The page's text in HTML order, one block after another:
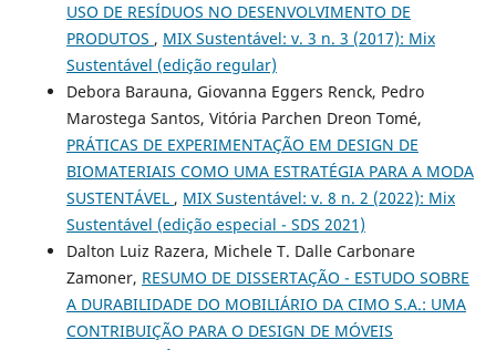
USO DE RESÍDUOS NO DESENVOLVIMENTO DE
PRODUTOS , MIX Sustentável: v. 3 n. 3 (2017): Mix
Sustentável (edição regular)
Debora Barauna, Giovanna Eggers Renck, Pedro
Marostega Santos, Vitória Parchen Dreon Tomé,
PRÁTICAS DE EXPERIMENTAÇÃO EM DESIGN DE
BIOMATERIAIS COMO UMA ESTRATÉGIA PARA A MODA
SUSTENTÁVEL , MIX Sustentável: v. 8 n. 2 (2022): Mix
Sustentável (edição especial - SDS 2021)
Dalton Luiz Razera, Michele T. Dalle Carbonare
Zamoner, RESUMO DE DISSERTAÇÃO - ESTUDO SOBRE
A DURABILIDADE DO MOBILIÁRIO DA CIMO S.A.: UMA
CONTRIBUIÇÃO PARA O DESIGN DE MÓVEIS